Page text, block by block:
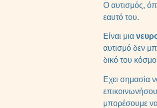
Ο αυτισμός,
εαυτό του.
Είναι μια
αυτισμό δεν
δικό του
Εχει σημασία
μπορέσουμε